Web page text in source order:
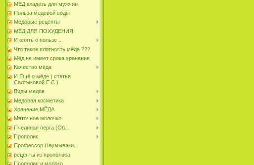
МЁД кладезь для мужчин
Польза медовой воды
Медовые рецепты
МЁД ДЛЯ ПОХУДЕНИЯ
И опять о пользе ...
Что такое плотность мёда ???
Мёд не имеет срока хранения
Качество мёда
И Ещё о мёде ( статья
Салтыковой Е С )
Виды медов
Медовая косметика
Хранение МЁДА
Маточное молочко
Пчелиная перга (Об...
Прополис
Профессор Неумываки...
рецепты из прополиса
Прополис и молоко